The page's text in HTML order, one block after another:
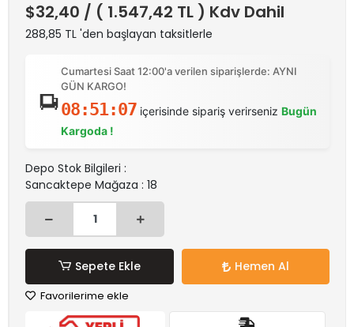
$32,40 / ( 1.547,42 TL ) Kdv Dahil
288,85 TL 'den başlayan taksitlerle
Cumartesi Saat 12:00'a verilen siparişlerde: AYNI
GÜN KARGO!
08:51:07 içerisinde sipariş verirseniz Bugün
Kargoda !
Depo Stok Bilgileri :
Sancaktepe Mağaza : 18
Sepete Ekle Hemen Al
Favorilerime ekle